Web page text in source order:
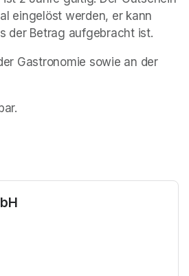
eingelöst werden, er kann
der Betrag aufgebracht ist.
Gastronomie sowie an der